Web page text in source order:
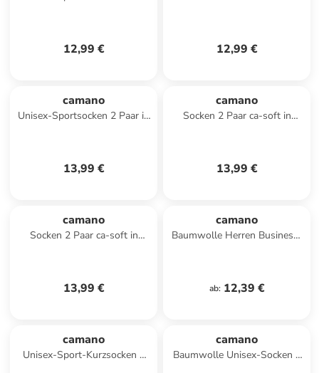
12,99 € 12,99 €
camano
Unisex-Sportsocken 2 Paar in
13,99 €
camano
Socken 2 Paar ca-soft in
13,99 €
camano
Socken 2 Paar ca-soft in
13,99 €
camano
Baumwolle Herren Business-
ab: 12,39 €
camano
Unisex-Sport-Kurzsocken 2
camano
Baumwolle Unisex-Socken 2